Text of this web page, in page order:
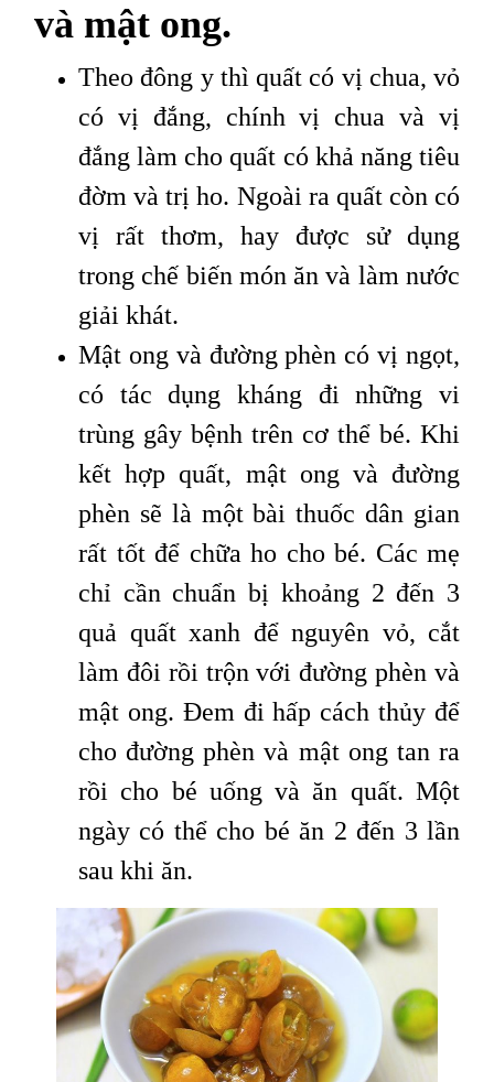
và mật ong.
Theo đông y thì quất có vị chua, vỏ
có vị đắng, chính vị chua và vị
đắng làm cho quất có khả năng tiêu
đờm và trị ho. Ngoài ra quất còn có
vị rất thơm, hay được sử dụng
trong chế biến món ăn và làm nước
giải khát.
Mật ong và đường phèn có vị ngọt,
có tác dụng kháng đi những vi
trùng gây bệnh trên cơ thể bé. Khi
kết hợp quất, mật ong và đường
phèn sẽ là một bài thuốc dân gian
rất tốt để chữa ho cho bé. Các mẹ
chỉ cần chuẩn bị khoảng 2 đến 3
quả quất xanh để nguyên vỏ, cắt
làm đôi rồi trộn với đường phèn và
mật ong. Đem đi hấp cách thủy để
cho đường phèn và mật ong tan ra
rồi cho bé uống và ăn quất. Một
ngày có thể cho bé ăn 2 đến 3 lần
sau khi ăn.